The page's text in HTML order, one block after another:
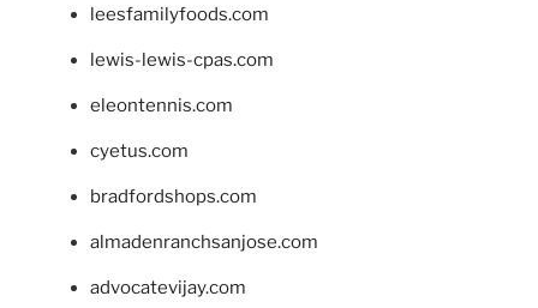
leesfamilyfoods.com
lewis-lewis-cpas.com
eleontennis.com
cyetus.com
bradfordshops.com
almadenranchsanjose.com
advocatevijay.com